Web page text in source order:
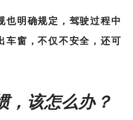
也明确规定，驾驶过程中
车窗，不仅不安全，还可
，该怎么办？